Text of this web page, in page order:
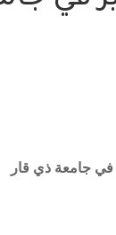
في جامعة ذي قار